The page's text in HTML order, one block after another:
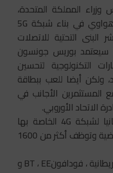
المملكة المتحدة،
رسميا على مشاركة شركة هواوي في بناء شبكة 5G
التحتية للاتصلات
سيعتمد بوريس جونسون
التكنولوجية لتحسين
ولكن أيضا للعب ببطاقة
المستثمرين الأجانب في
الاتحاد الأوروبي.
تعتبر «هواوي» شريكا بريطانيا لشبكة 4G الخاصة بها
طوال الخمسة عشر عاما الماضية وتوظف أكثر من 1600
فشركات الهاتف المحمول البريطانية ، فودافونBT ، EE و